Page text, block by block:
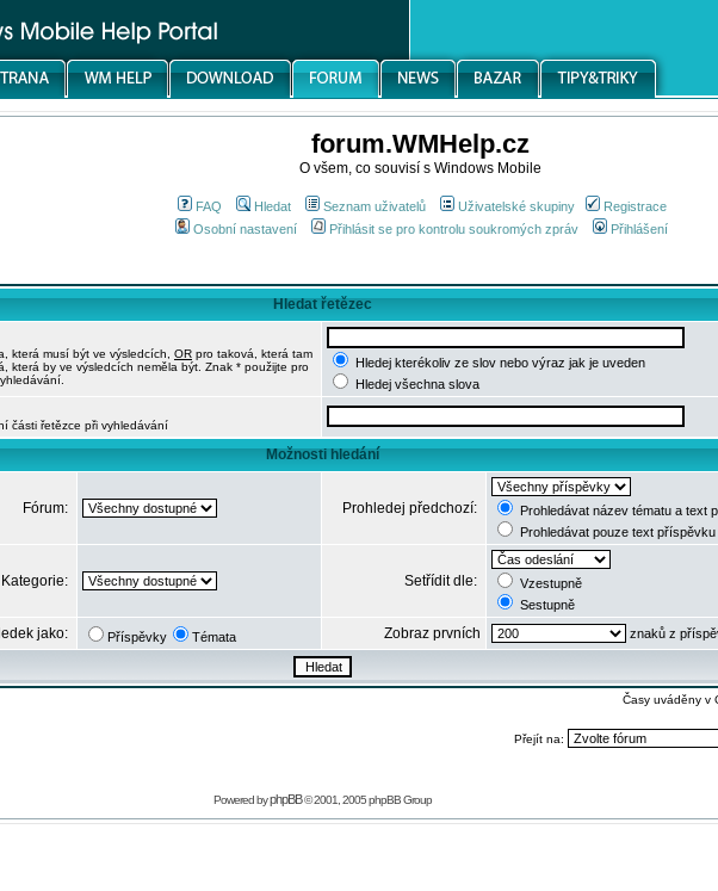
forum.WMHelp.cz
O všem, co souvisí s Windows Mobile
FAQ Hledat Seznam uživatelů Uživatelské skupiny
Registrace
Osobní nastavení
Přihlásit se pro kontrolu soukromých zpráv Přihlášení
Hledat řetězec
která musí být ve výsledcích, OR pro taková, která tam
která by ve výsledcích neměla být. Znak * použijte pro
Hledej kterékoliv ze slov nebo výraz jak je uveden
Hledej všechna slova
části řetězce při vyhledávání
Možnosti hledání
Fórum: Prohledej předchozí:
Prohledávat název tématu a text
Prohledávat pouze text příspěvku
Kategorie: Setřídit dle:
Vzestupně
Sestupně
jako: Příspěvky Témata Zobraz prvních znaků z
Časy uváděny v
Přejít na:
Powered byphpBB© 2001, 2005 phpBB Group